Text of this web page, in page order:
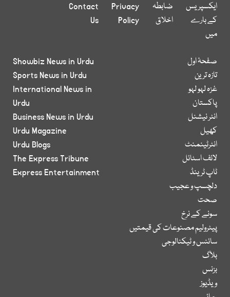
ایکسپریس
کے بارے
میں
ضابطہ
اخلاق
Privacy
Policy
Contact
Us
صفحۂ اول
تازہ ترین
غزہ لہو لہو
پاکستان
انٹر نیشنل
کھیل
انٹرٹینمنٹ
لائف اسٹائل
ٹاپ ٹرینڈ
دلچسپ و عجیب
صحت
سونے کے نرخ
پیٹرولیم مصنوعات کی قیمتیں
سائنس و ٹیکنالوجی
بلاگ
بزنس
ویڈیوز
Showbiz News in Urdu
Sports News in Urdu
International News in
Urdu
Business News in Urdu
Urdu Magazine
Urdu Blogs
The Express Tribune
Express Entertainment